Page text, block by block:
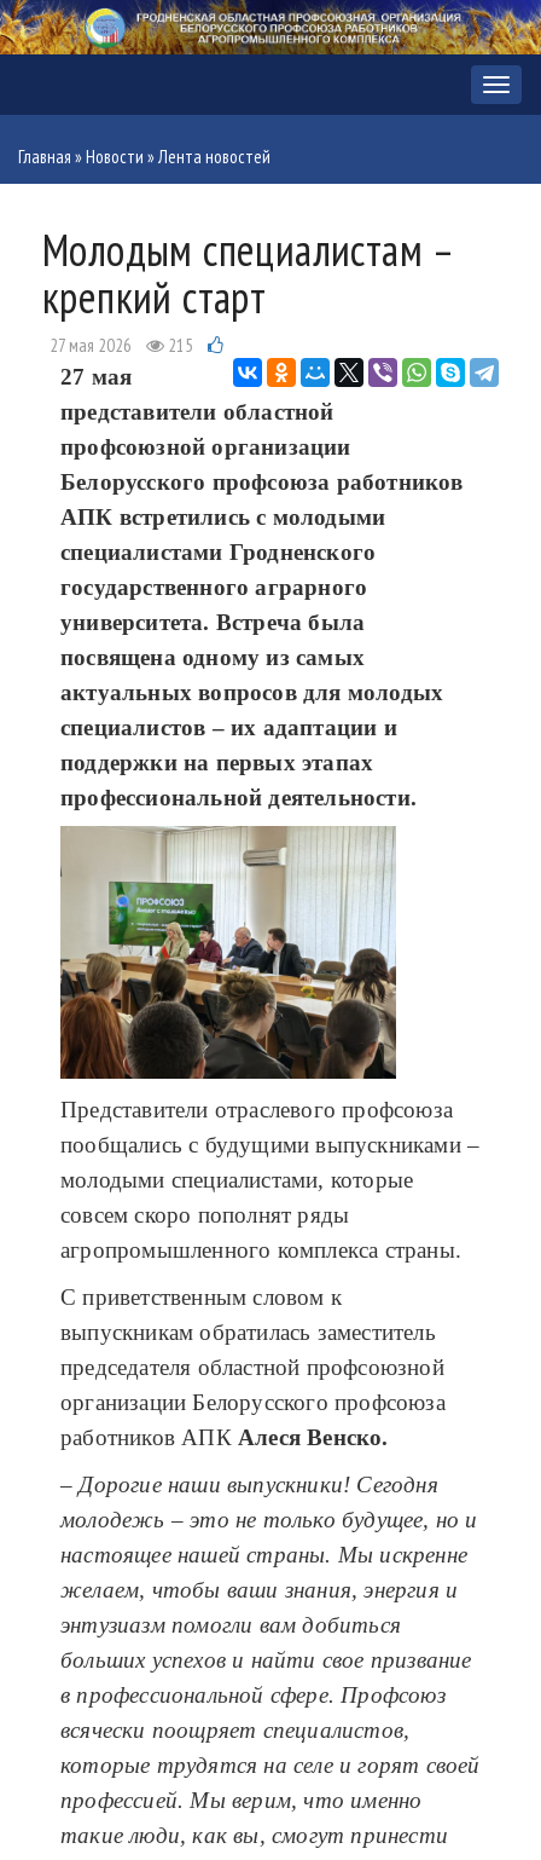
Меню
Главная »Новости »Лента новостей
Молодым специалистам –
крепкий старт
27 мая 2026 215
27 мая
представители областной
профсоюзной организации
Белорусского профсоюза работников
АПК встретились с молодыми
специалистами Гродненского
государственного аграрного
университета. Встреча была
посвящена одному из самых
актуальных вопросов для молодых
специалистов – их адаптации и
поддержки на первых этапах
профессиональной деятельности.
Представители отраслевого профсоюза
пообщались с будущими выпускниками –
молодыми специалистами, которые
совсем скоро пополнят ряды
агропромышленного комплекса страны.
С приветственным словом к
выпускникам обратилась заместитель
председателя областной профсоюзной
организации Белорусского профсоюза
работников АПК Алеся Венско.
– Дорогие наши выпускники! Сегодня
молодежь – это не только будущее, но и
настоящее нашей страны. Мы искренне
желаем, чтобы ваши знания, энергия и
энтузиазм помогли вам добиться
больших успехов и найти свое призвание
в профессиональной сфере. Профсоюз
всячески поощряет специалистов,
которые трудятся на селе и горят своей
профессией. Мы верим, что именно
такие люди, как вы, смогут принести